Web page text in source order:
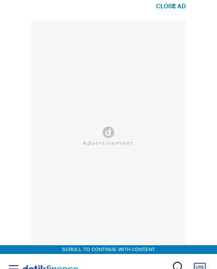
CLOSE AD
SCROLL TO CONTINUE WITH CONTENT